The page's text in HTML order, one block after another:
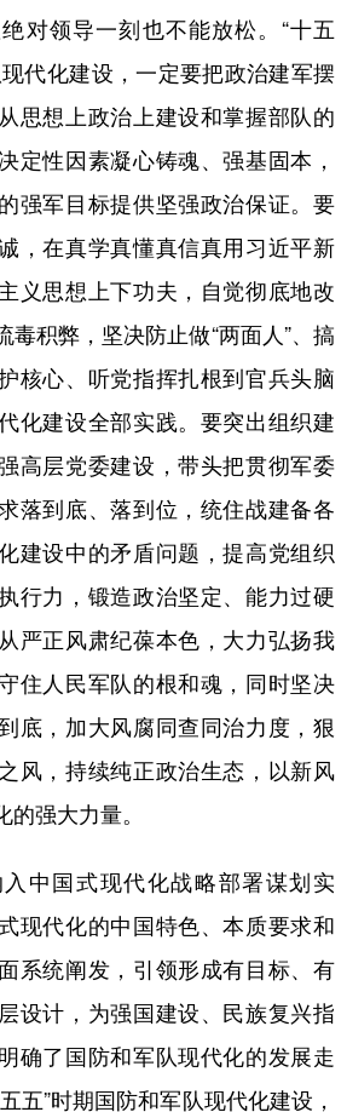
对领导一刻也不能放松。“十五
代化建设，一定要把政治建军摆
思想上政治上建设和掌握部队的
定性因素凝心铸魂、强基固本，
强军目标提供坚强政治保证。要
，在真学真懂真信真用习近平新
义思想上下功夫，自觉彻底地改
毒积弊，坚决防止做“两面人”、搞
核心、听党指挥扎根到官兵头脑
化建设全部实践。要突出组织建
高层党委建设，带头把贯彻军委
落到底、落到位，统住战建备各
建设中的矛盾问题，提高党组织
行力，锻造政治坚定、能力过硬
严正风肃纪葆本色，大力弘扬我
住人民军队的根和魂，同时坚决
底，加大风腐同查同治力度，狠
风，持续纯正政治生态，以新风
的强大力量。
国式现代化战略部署谋划实
现代化的中国特色、本质要求和
系统阐发，引领形成有目标、有
设计，为强国建设、民族复兴指
确了国防和军队现代化的发展走
五”时期国防和军队现代化建设，